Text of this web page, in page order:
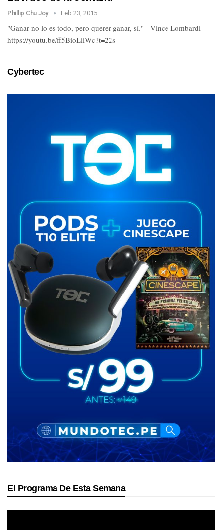
Phillip Chu Joy Feb 23, 2015
"Ganar no lo es todo, pero querer ganar, sí." - Vince Lombardi
https://youtu.be/ff5BioLiiWc?t=22s
Cybertec
El Programa De Esta Semana